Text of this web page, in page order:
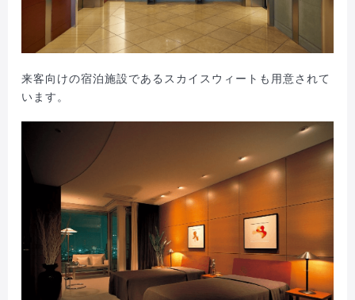
来客向けの宿泊施設であるスカイスウィートも用意されて
います。